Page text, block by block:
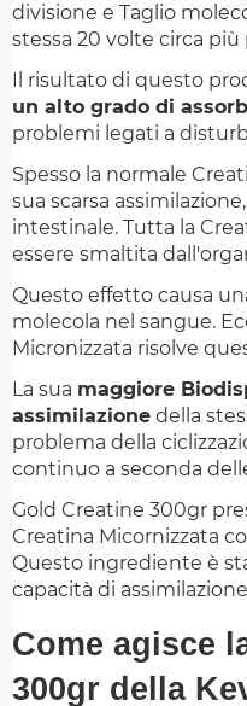
divisione e Taglio
stessa 20 volte circa più
Il risultato di questo
un alto grado di
problemi legati a
Spesso la normale
sua scarsa
intestinale. Tutta la
essere smaltita
Questo effetto causa
molecola nel sangue.
Micronizzata risolve
La sua maggiore
assimilazione della
problema della
continuo a seconda
Gold Creatine 300gr
Creatina Micornizzata
Questo ingrediente è
capacità di
Come agisce
300gr della